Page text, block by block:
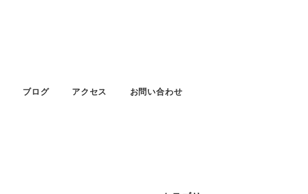
ブログ アクセス お問い合わせ